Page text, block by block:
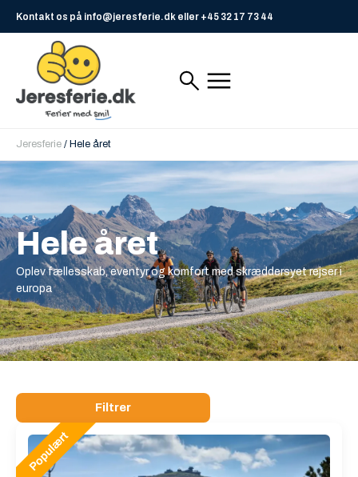
Kontakt os på info@jeresferie.dk eller +45 32 17 73 44
Jeresferie / Hele året
Hele året
Oplev fællesskab, eventyr og komfort med skræddersyet rejser i
europa
Filtrer